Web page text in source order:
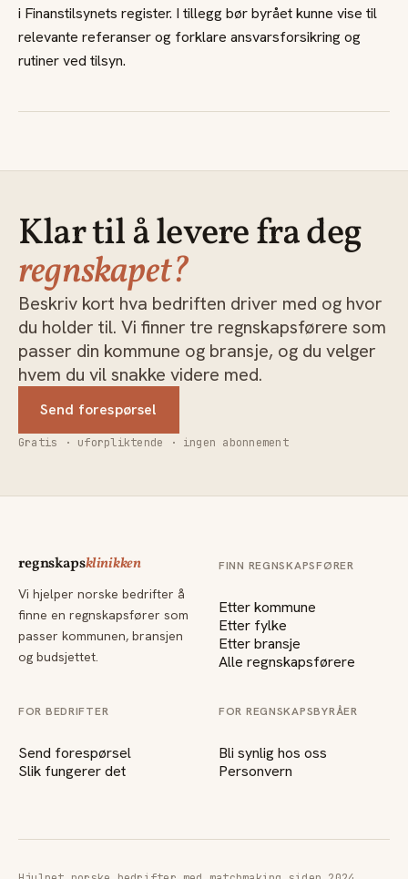
i Finanstilsynets register. I tillegg bør byrået kunne vise til
relevante referanser og forklare ansvarsforsikring og
rutiner ved tilsyn.
Klar til å levere fra deg
regnskapet?
Beskriv kort hva bedriften driver med og hvor
du holder til. Vi finner tre regnskapsførere som
passer din kommune og bransje, og du velger
hvem du vil snakke videre med.
Send forespørsel
Gratis · uforpliktende · ingen abonnement
regnskapsklinikken
Vi hjelper norske bedrifter å
finne en regnskapsfører som
passer kommunen, bransjen
og budsjettet.
FINN REGNSKAPSFØRER
Etter kommune
Etter fylke
Etter bransje
Alle regnskapsførere
FOR BEDRIFTER
Send forespørsel
Slik fungerer det
FOR REGNSKAPSBYRÅER
Bli synlig hos oss
Personvern